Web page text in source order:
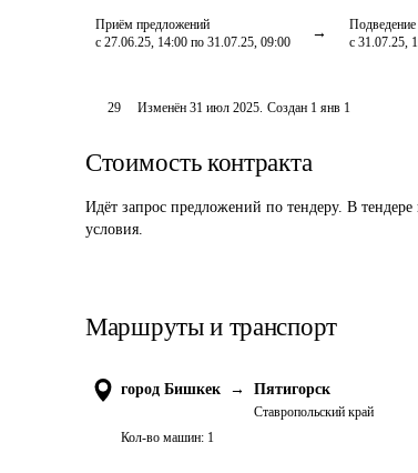
Приём предложений
с 27.06.25, 14:00 по 31.07.25, 09:00
Подведение
с 31.07.25,
29 Изменён31 июл 2025. Создан 1 янв 1
Стоимость контракта
Идёт запрос предложений по тендеру. В
условия.
Маршруты и транспорт
город Бишкек → Пятигорск
Ставропольский край
Кол-во машин: 1